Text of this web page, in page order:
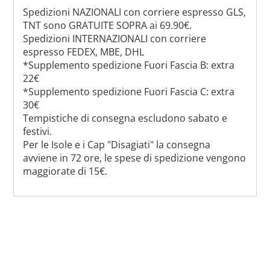
Spedizioni NAZIONALI con corriere espresso GLS,
TNT sono GRATUITE SOPRA ai 69.90€.
Spedizioni INTERNAZIONALI con corriere
espresso FEDEX, MBE, DHL
*Supplemento spedizione Fuori Fascia B: extra
22€
*Supplemento spedizione Fuori Fascia C: extra
30€
Tempistiche di consegna escludono sabato e
festivi.
Per le Isole e i Cap "Disagiati" la consegna
avviene in 72 ore, le spese di spedizione vengono
maggiorate di 15€.